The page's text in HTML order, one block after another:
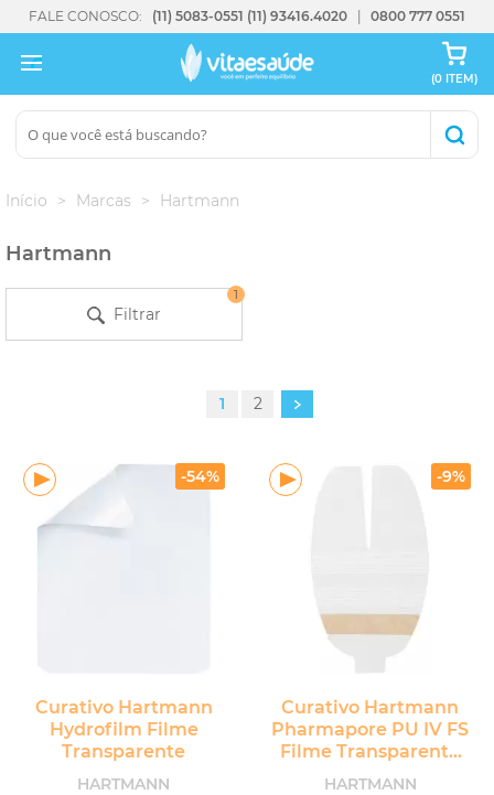
FALE CONOSCO: (11) 5083-0551 (11) 93416.4020 0800 777 0551
(0 ITEM)
Início Marcas Hartmann
Hartmann
Filtrar
1
1 2
-54%
Curativo Hartmann
Hydrofilm Filme
Transparente
HARTMANN
-9%
Curativo Hartmann
Pharmapore PU IV FS
Filme Transparente
para Cateter Venoso
HARTMANN